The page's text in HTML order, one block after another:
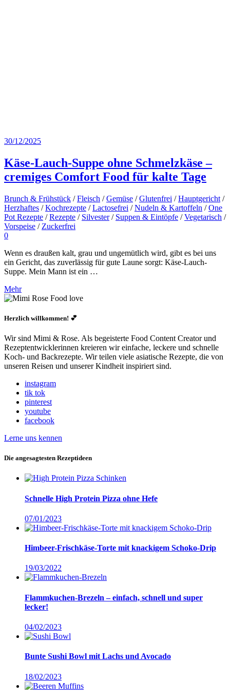
30/12/2025
Käse-Lauch-Suppe ohne Schmelzkäse –
cremiges Comfort Food für kalte Tage
Brunch & Frühstück /Fleisch /Gemüse /Glutenfrei /Hauptgericht /
Herzhaftes /Kochrezepte /Lactosefrei /Nudeln & Kartoffeln /One
Pot Rezepte /Rezepte / Silvester/ Suppen & Eintöpfe /Vegetarisch /
Vorspeise / Zuckerfrei
0
Wenn es draußen kalt, grau und ungemütlich wird, gibt es bei uns
ein Gericht, das zuverlässig für gute Laune sorgt: Käse-Lauch-
Suppe. Mein Mann ist ein …
Mehr
Herzlich willkommen! 💕
Wir sind Mimi & Rose. Als begeisterte Food Content Creator und
Rezeptentwicklerinnen kreieren wir einfache, leckere und schnelle
Koch- und Backrezepte. Wir teilen viele asiatische Rezepte, die von
unseren Reisen und unserer Kindheit inspiriert sind.
instagram
tik tok
pinterest
youtube
facebook
Lerne uns kennen
Die angesagtesten Rezeptideen
Schnelle High Protein Pizza ohne Hefe
07/01/2023
Himbeer-Frischkäse-Torte mit knackigem Schoko-Drip
19/03/2022
Flammkuchen-Brezeln – einfach, schnell und super
lecker!
04/02/2023
Bunte Sushi Bowl mit Lachs und Avocado
18/02/2023